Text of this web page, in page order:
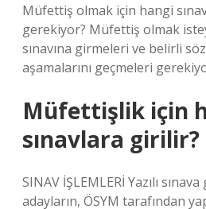
Müfettiş olmak için hangi
gerekiyor? Müfettiş olmak
sınavına girmeleri ve belirli
aşamalarını geçmeleri
Müfettişlik için
sınavlara girilir?
SINAV İŞLEMLERİ Yazılı
adayların, ÖSYM tarafından